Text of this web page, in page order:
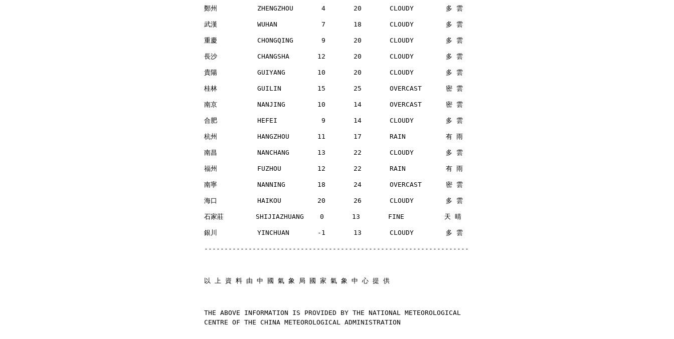
鄭州          ZHENGZHOU       4       20       CLOUDY        多 雲
武漢          WUHAN           7       18       CLOUDY        多 雲
重慶          CHONGQING       9       20       CLOUDY        多 雲
長沙          CHANGSHA       12       20       CLOUDY        多 雲
貴陽          GUIYANG        10       20       CLOUDY        多 雲
桂林          GUILIN         15       25       OVERCAST      密 雲
南京          NANJING        10       14       OVERCAST      密 雲
合肥          HEFEI           9       14       CLOUDY        多 雲
杭州          HANGZHOU       11       17       RAIN          有 雨
南昌          NANCHANG       13       22       CLOUDY        多 雲
福州          FUZHOU         12       22       RAIN          有 雨
南寧          NANNING        18       24       OVERCAST      密 雲
海口          HAIKOU         20       26       CLOUDY        多 雲
石家莊        SHIJIAZHUANG    0       13       FINE          天 晴
銀川          YINCHUAN       -1       13       CLOUDY        多 雲
------------------------------------------------------------------
以 上 資 料 由 中 國 氣 象 局 國 家 氣 象 中 心 提 供
THE ABOVE INFORMATION IS PROVIDED BY THE NATIONAL METEOROLOGICAL
CENTRE OF THE CHINA METEOROLOGICAL ADMINISTRATION